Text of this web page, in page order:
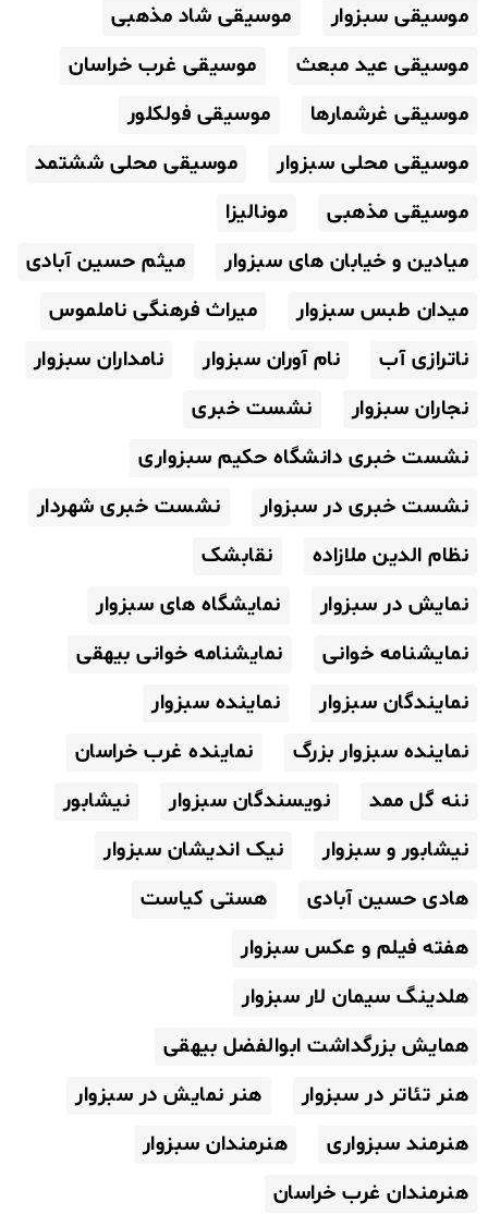
موسیقی سبزوار
موسیقی شاد مذهبی
موسیقی عید مبعث
موسیقی غرب خراسان
موسیقی غرشمارها
موسیقی فولکلور
موسیقی محلی سبزوار
موسیقی محلی ششتمد
موسیقی مذهبی
مونالیزا
میادین و خیابان های سبزوار
میثم حسین آبادی
میدان طبس سبزوار
میراث فرهنگی ناملموس
ناترازی آب
نام آوران سبزوار
نامداران سبزوار
نجاران سبزوار
نشست خبری
نشست خبری دانشگاه حکیم سبزواری
نشست خبری در سبزوار
نشست خبری شهردار
نظام الدین ملازاده
نقابشک
نمایش در سبزوار
نمایشگاه های سبزوار
نمایشنامه خوانی
نمایشنامه خوانی بیهقی
نمایندگان سبزوار
نماینده سبزوار
نماینده سبزوار بزرگ
نماینده غرب خراسان
ننه گل ممد
نویسندگان سبزوار
نیشابور
نیشابور و سبزوار
نیک اندیشان سبزوار
هادی حسین آبادی
هستی کیاست
هفته فیلم و عکس سبزوار
هلدینگ سیمان لار سبزوار
همایش بزرگداشت ابوالفضل بیهقی
هنر تئاتر در سبزوار
هنر نمایش در سبزوار
هنرمند سبزواری
هنرمندان سبزوار
هنرمندان غرب خراسان